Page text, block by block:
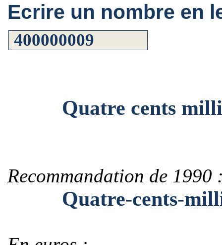
Ecrire un nombre en
Quatre cents
Recommandation de 1990
Quatre-cents-